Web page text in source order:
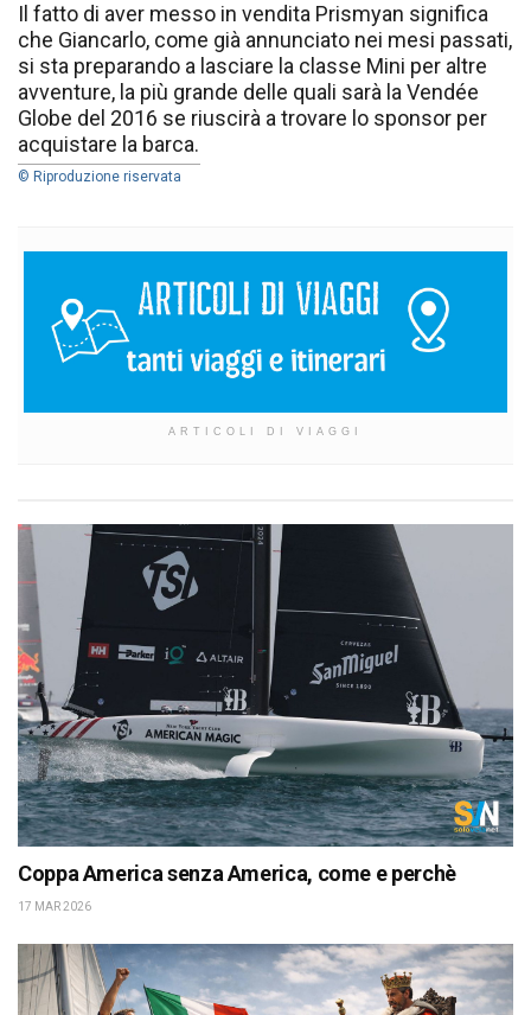
Il fatto di aver messo in vendita Prismyan significa
che Giancarlo, come già annunciato nei mesi passati,
si sta preparando a lasciare la classe Mini per altre
avventure, la più grande delle quali sarà la Vendée
Globe del 2016 se riuscirà a trovare lo sponsor per
acquistare la barca.
© Riproduzione riservata
ARTICOLI DI VIAGGI
Coppa America senza America, come e perchè
17 MAR 2026